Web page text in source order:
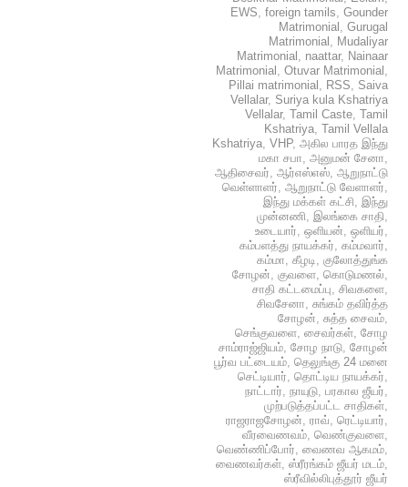
EWS, foreign tamils, Gounder
Matrimonial , Gurugal
Matrimonial , Mudaliyar
Matrimonial , naattar, Nainaar
Matrimonial , Otuvar Matrimonial ,
Pillai matrimonial , RSS, Saiva
Vellalar, Suriya kula Kshatriya
Vellalar, Tamil Caste, Tamil
Kshatriya, Tamil Vellala
Kshatriya, VHP, அகில பாரத இந்து
மகா சபா, அனுமன் சேனா,
ஆதிசைவர், ஆர்எஸ்எஸ், ஆறுநாட்டு
வெள்ளாளர், ஆறுநாட்டு வேளாளர்,
இந்து மக்கள் கட்சி, இந்து
முன்னணி, இலங்கை சாதி,
உடையார், ஒளியன், ஒளியர்,
கம்பளத்து நாயக்கர், கம்மவார்,
கம்மா, கீழடி, குலோத்துங்க
சோழன், குவளை, கொடுமணல்,
சாதி கட்டமைப்பு, சிவகளை,
சிவசேனா, சுங்கம் தவிர்த்த
சோழன், சுத்த சைவம்,
செங்குவளை, சைவர்கள், சோழ
சாம்ராஜ்ஜியம், சோழ நாடு, சோழன்
பூர்வ பட்டையம், தெலுங்கு 24 மனை
செட்டியார், தொட்டிய நாயக்கர்,
நாட்டார், நாயுடு, பரகால ஜீயர்,
முற்படுத்தப்பட்ட சாதிகள்,
ராஜராஜசோழன், ராவ், ரெட்டியார்,
வீரவைணவம், வெண்குவளை,
வெண்ணிப்போர், வைணவ ஆகமம்,
வைணவர்கள், ஸ்ரீரங்கம் ஜீயர் மடம்,
ஸ்ரீவில்லிபுத்தூர் ஜீயர்